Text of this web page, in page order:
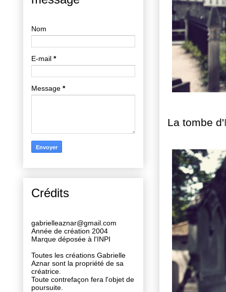
La tombe d'
Nom
E-mail *
Message *
Crédits
gabrielleaznar@gmail.com
Année de création 2004
Marque déposée à l'INPI
Toutes les créations Gabrielle
Aznar sont la propriété de sa
créatrice.
Toute contrefaçon fera l'objet de
poursuite.